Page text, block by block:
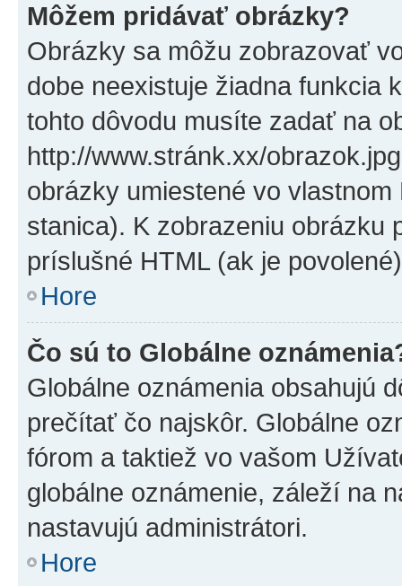
Môžem pridávať obrázky?
Obrázky sa môžu zobrazovať
dobe neexistuje žiadna funkcia
tohto dôvodu musíte zadať na
http://www.stránk.xx/
obrázky umiestené vo
stanica). K zobrazeniu obrázku
príslušné HTML (ak je
Hore
Čo sú to Globálne
Globálne oznámenia obsahujú
prečítať čo najskôr. Globálne
fórom a taktiež vo vašom
globálne oznámenie, záleží na
nastavujú administrátori.
Hore